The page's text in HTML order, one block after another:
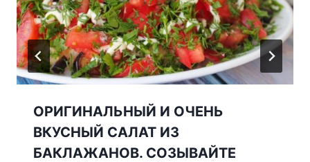
ОРИГИНАЛЬНЫЙ И ОЧЕНЬ
ВКУСНЫЙ САЛАТ ИЗ
БАКЛАЖАНОВ. СОЗЫВАЙТЕ